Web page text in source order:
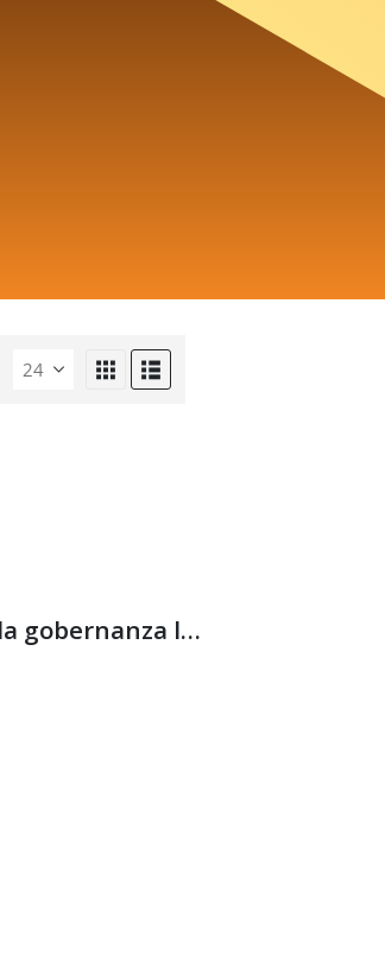
Recomendaciones para mejorar la gobernanza local por medio de las certificaciones mineras